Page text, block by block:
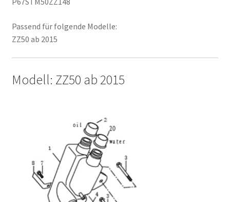
Passend für folgende Modelle:
ZZ50 ab 2015
Modell: ZZ50 ab 2015